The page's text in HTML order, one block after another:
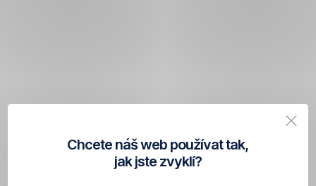
Chcete náš web používat tak,
jak jste zvyklí?